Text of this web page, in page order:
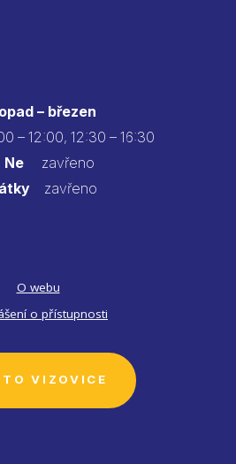
– březen
– 12:00, 12:30 – 16:30
Ne zavřeno
zavřeno
O webu
o přístupnosti
VIZOVICE